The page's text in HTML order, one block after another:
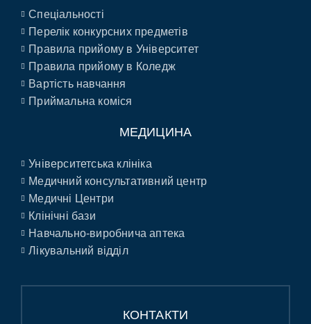
Спеціальності
Перелік конкурсних предметів
Правила прийому в Університет
Правила прийому в Коледж
Вартість навчання
Приймальна коміся
МЕДИЦИНА
Університетська клініка
Медичний консультативний центр
Медичні Центри
Клінічні бази
Навчально-виробнича аптека
Лікувальний відділ
КОНТАКТИ